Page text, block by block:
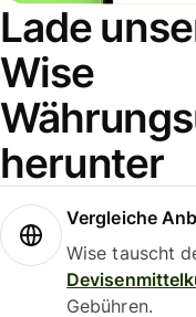
Lade
Wise
herunter
Vergleiche
Wise tauscht
Gebühren.